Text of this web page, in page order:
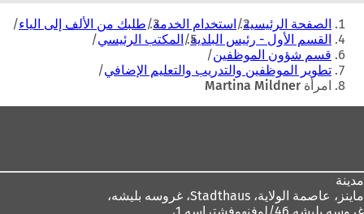
أنت
هنا
الصفحة الرئيسية استخدام الخدمة طلبك من الألف إلى الياء
القسم الأول - رئيس البلدية المكتب الرئيسي
قسم شؤون الموظفين
تطوير الموظفين والتدريب والتعليم الإضافي
امرأة Martina Mildner
مدينة
ماينز، عاصمة الولاية،